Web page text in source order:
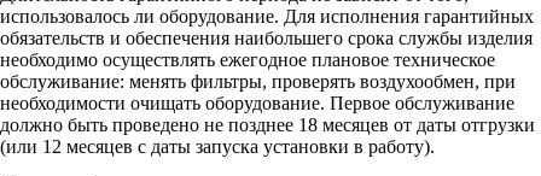
использовалось ли оборудование. Для исполнения гарантийных
обязательств и обеспечения наибольшего срока службы изделия
необходимо осуществлять ежегодное плановое техническое
обслуживание: менять фильтры, проверять воздухообмен, при
необходимости очищать оборудование. Первое обслуживание
должно быть проведено не позднее 18 месяцев от даты отгрузки
(или 12 месяцев с даты запуска установки в работу).